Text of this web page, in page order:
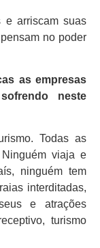
e arriscam suas
no poder
as empresas
neste
Todas as
viaja e
ninguém tem
interditadas,
e atrações
turismo